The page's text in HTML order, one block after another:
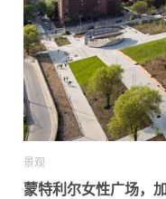
景观
蒙特利尔女性广场，